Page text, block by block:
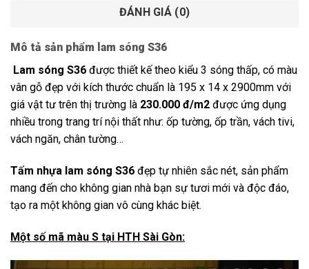
ĐÁNH GIÁ (0)
Mô tả sản phẩm lam sóng S36
Lam sóng S36 được thiết kế theo kiểu 3 sóng thấp, có màu
vân gỗ đẹp với kích thước chuẩn là 195 x 14 x 2900mm với
giá vật tư trên thị trường là 230.000 đ/m2 được ứng dụng
nhiều trong trang trí nội thất như: ốp tường, ốp trần, vách tivi,
vách ngăn, chân tường…
Tấm nhựa lam sóng S36 đẹp tự nhiên sắc nét, sản phẩm
mang đến cho không gian nhà bạn sự tươi mới và độc đáo,
tạo ra một không gian vô cùng khác biệt.
Một số mã màu S tại HTH Sài Gòn: